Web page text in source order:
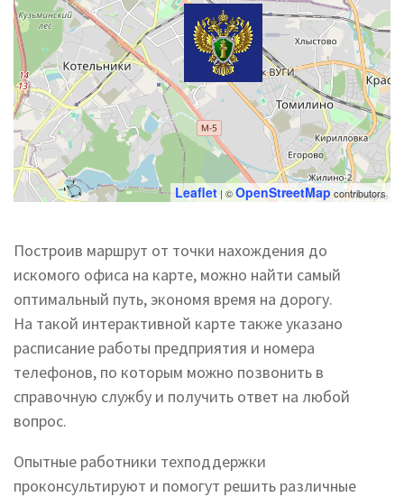
Leaflet | ©OpenStreetMapcontributors
Построив маршрут от точки нахождения до
искомого офиса на карте, можно найти самый
оптимальный путь, экономя время на дорогу.
На такой интерактивной карте также указано
расписание работы предприятия и номера
телефонов, по которым можно позвонить в
справочную службу и получить ответ на любой
вопрос.
Опытные работники техподдержки
проконсультируют и помогут решить различные